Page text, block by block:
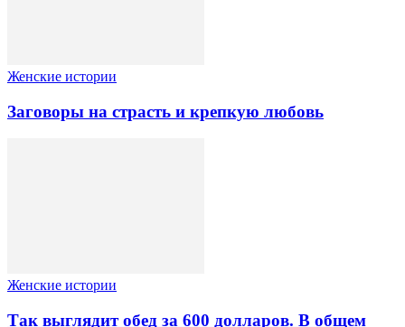
Женские истории
Заговоры на страсть и крепкую любовь
Женские истории
Так выглядит обед за 600 долларов. В общем